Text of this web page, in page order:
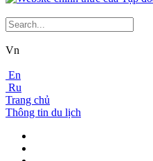
Vn
En
Ru
Trang chủ
Thông tin du lịch